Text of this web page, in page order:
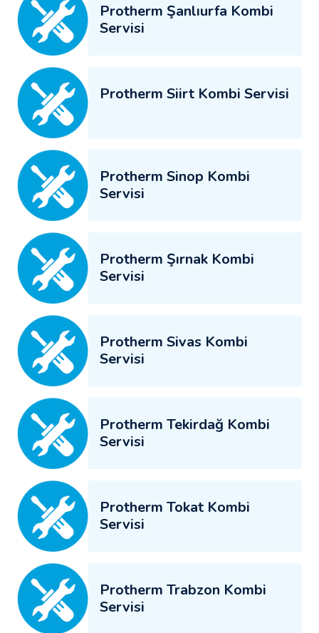
Protherm Şanlıurfa Kombi
Servisi
Protherm Siirt Kombi Servisi
Protherm Sinop Kombi
Servisi
Protherm Şırnak Kombi
Servisi
Protherm Sivas Kombi
Servisi
Protherm Tekirdağ Kombi
Servisi
Protherm Tokat Kombi
Servisi
Protherm Trabzon Kombi
Servisi